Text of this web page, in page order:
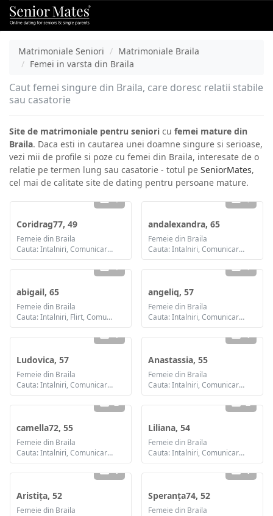
Matrimoniale Seniori
Matrimoniale Braila
Femei in varsta din Braila
Caut femei singure din Braila, care doresc relatii stabile
sau casatorie
Site de matrimoniale pentru seniori cu femei mature din
Braila. Daca esti in cautarea unei doamne singure si serioase,
vezi mii de profile si poze cu femei din Braila, interesate de o
relatie pe termen lung sau casatorie - totul pe SeniorMates,
cel mai de calitate site de dating pentru persoane mature.
1
Coridrag77, 49
Femeie din Braila
Cauta: Intalniri, Comunicare / chat, Casatorie
1
andalexandra, 65
Femeie din Braila
Cauta: Intalniri, Comunicare / chat, Prietenie
1
abigail, 65
Femeie din Braila
Cauta: Intalniri, Flirt, Comunicare / chat, Prietenie
1
angeliq, 57
Femeie din Braila
Cauta: Intalniri, Comunicare / chat, Prietenie
1
Ludovica, 57
Femeie din Braila
Cauta: Intalniri, Comunicare / chat, Prietenie
1
Anastassia, 55
Femeie din Braila
Cauta: Intalniri, Comunicare / chat, Prietenie, Casatorie
2
camella72, 55
Femeie din Braila
Cauta: Intalniri, Comunicare / chat, Prietenie, Casatorie
2
Liliana, 54
Femeie din Braila
Cauta: Intalniri, Comunicare / chat, Prietenie
1
Aristița, 52
Femeie din Braila
1
Speranța74, 52
Femeie din Braila